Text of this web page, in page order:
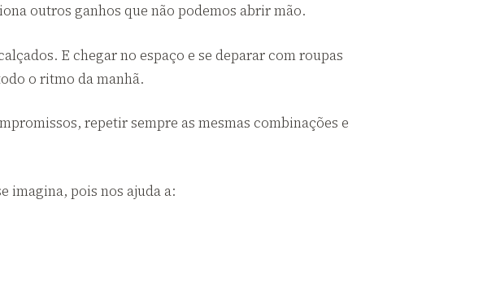
outros ganhos que não podemos abrir mão.
E chegar no espaço e se deparar com roupas
o ritmo da manhã.
repetir sempre as mesmas combinações e
imagina, pois nos ajuda a: